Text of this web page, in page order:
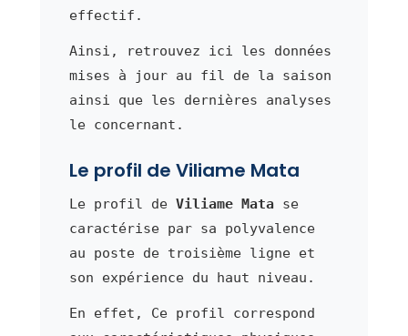
effectif.
Ainsi, retrouvez ici les données
mises à jour au fil de la saison
ainsi que les dernières analyses
le concernant.
Le profil de Viliame Mata
Le profil de Viliame Mata se
caractérise par sa polyvalence
au poste de troisième ligne et
son expérience du haut niveau.
En effet, Ce profil correspond